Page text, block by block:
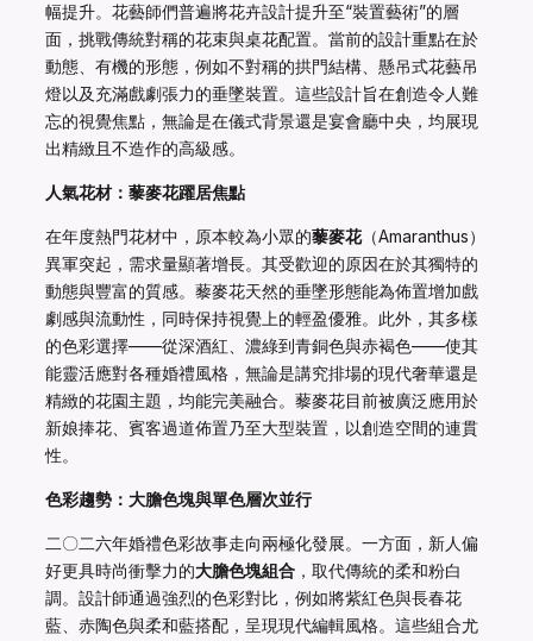
幅提升。花藝師們普遍將花卉設計提升至“裝置藝術”的層
面，挑戰傳統對稱的花束與桌花配置。當前的設計重點在於
動態、有機的形態，例如不對稱的拱門結構、懸吊式花藝吊
燈以及充滿戲劇張力的垂墜裝置。這些設計旨在創造令人難
忘的視覺焦點，無論是在儀式背景還是宴會廳中央，均展現
出精緻且不造作的高級感。
人氣花材：藜麥花躍居焦點
在年度熱門花材中，原本較為小眾的藜麥花（Amaranthus）
異軍突起，需求量顯著增長。其受歡迎的原因在於其獨特的
動態與豐富的質感。藜麥花天然的垂墜形態能為佈置增加戲
劇感與流動性，同時保持視覺上的輕盈優雅。此外，其多樣
的色彩選擇——從深酒紅、濃綠到青銅色與赤褐色——使其
能靈活應對各種婚禮風格，無論是講究排場的現代奢華還是
精緻的花園主題，均能完美融合。藜麥花目前被廣泛應用於
新娘捧花、賓客過道佈置乃至大型裝置，以創造空間的連貫
性。
色彩趨勢：大膽色塊與單色層次並行
二〇二六年婚禮色彩故事走向兩極化發展。一方面，新人偏
好更具時尚衝擊力的大膽色塊組合 ，取代傳統的柔和粉白
調。設計師通過強烈的色彩對比，例如將紫紅色與長春花
藍、赤陶色與柔和藍搭配，呈現現代編輯風格。這些組合尤